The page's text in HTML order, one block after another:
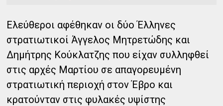
Ελεύθεροι αφέθηκαν οι δύο Έλληνες
στρατιωτικοί Άγγελος Μητρετώδης και
Δημήτρης Κούκλατζης που είχαν συλληφθεί
στις αρχές Μαρτίου σε απαγορευμένη
στρατιωτική περιοχή στον Έβρο και
κρατούνταν στις φυλακές υψίστης